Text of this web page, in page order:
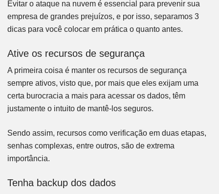
Evitar o ataque na nuvem é essencial para prevenir sua
empresa de grandes prejuízos, e por isso, separamos 3
dicas para você colocar em prática o quanto antes.
Ative os recursos de segurança
A primeira coisa é manter os recursos de segurança
sempre ativos, visto que, por mais que eles exijam uma
certa burocracia a mais para acessar os dados, têm
justamente o intuito de mantê-los seguros.
Sendo assim, recursos como verificação em duas etapas,
senhas complexas, entre outros, são de extrema
importância.
Tenha backup dos dados